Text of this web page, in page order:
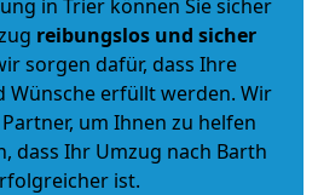
in Trier können Sie sicher
reibungslos und sicher
sorgen dafür, dass Ihre
erfüllt werden. Wir
um Ihnen zu helfen
dass Ihr Umzug nach Barth
ist.